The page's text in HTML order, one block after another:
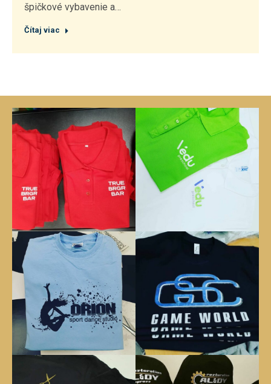
špičkové vybavenie a…
Čítaj viac